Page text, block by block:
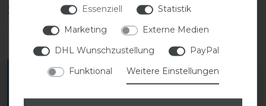
2
0
1
0
Melde dich an, um eine Kundenrezension zu
Essenziell
Statistik
Marketing
Externe Medien
DHL Wunschzustellung
PayPal
Funktional
Weitere Einstellungen